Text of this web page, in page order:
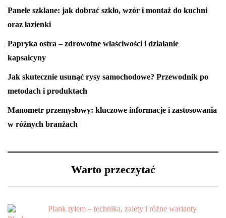
Panele szklane: jak dobrać szkło, wzór i montaż do kuchni
oraz łazienki
Papryka ostra – zdrowotne właściwości i działanie
kapsaicyny
Jak skutecznie usunąć rysy samochodowe? Przewodnik po
metodach i produktach
Manometr przemysłowy: kluczowe informacje i zastosowania
w różnych branżach
Warto przeczytać
Plank tyłem – technika, zalety i różne warianty